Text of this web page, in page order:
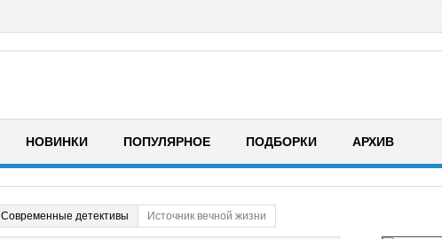
НОВИНКИ ПОПУЛЯРНОЕ ПОДБОРКИ АРХИВ
Современные детективы Источник вечной жизни